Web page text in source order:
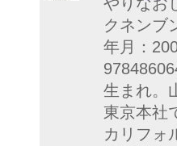
クネンブ
年月：
生まれ。
東京本社
カリフォ